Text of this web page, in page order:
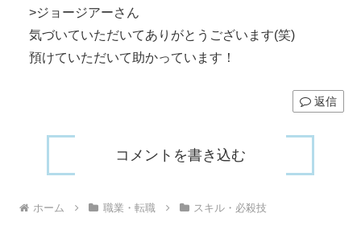
>ジョージアーさん
気づいていただいてありがとうございます(笑)
預けていただいて助かっています！
返信
コメントを書き込む
ホーム 職業・転職 スキル・必殺技